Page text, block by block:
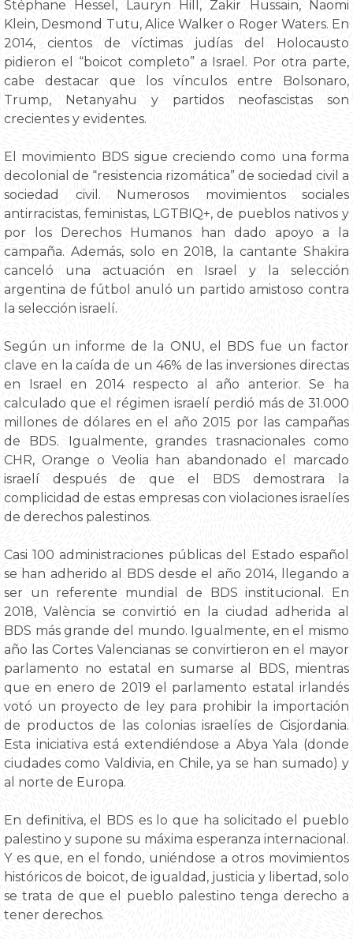
Stéphane Hessel, Lauryn Hill, Zakir Hussain, Naomi
Klein, Desmond Tutu, Alice Walker o Roger Waters. En
2014, cientos de víctimas judías del Holocausto
pidieron el “boicot completo” a Israel. Por otra parte,
cabe destacar que los vínculos entre Bolsonaro,
Trump, Netanyahu y partidos neofascistas son
crecientes y evidentes.
El movimiento BDS sigue creciendo como una forma
decolonial de “resistencia rizomática” de sociedad civil a
sociedad civil. Numerosos movimientos sociales
antirracistas, feministas, LGTBIQ+, de pueblos nativos y
por los Derechos Humanos han dado apoyo a la
campaña. Además, solo en 2018, la cantante Shakira
canceló una actuación en Israel y la selección
argentina de fútbol anuló un partido amistoso contra
la selección israelí.
Según un informe de la ONU, el BDS fue un factor
clave en la caída de un 46% de las inversiones directas
en Israel en 2014 respecto al año anterior. Se ha
calculado que el régimen israelí perdió más de 31.000
millones de dólares en el año 2015 por las campañas
de BDS. Igualmente, grandes trasnacionales como
CHR, Orange o Veolia han abandonado el marcado
israelí después de que el BDS demostrara la
complicidad de estas empresas con violaciones israelíes
de derechos palestinos.
Casi 100 administraciones públicas del Estado español
se han adherido al BDS desde el año 2014, llegando a
ser un referente mundial de BDS institucional. En
2018, València se convirtió en la ciudad adherida al
BDS más grande del mundo. Igualmente, en el mismo
año las Cortes Valencianas se convirtieron en el mayor
parlamento no estatal en sumarse al BDS, mientras
que en enero de 2019 el parlamento estatal irlandés
votó un proyecto de ley para prohibir la importación
de productos de las colonias israelíes de Cisjordania.
Esta iniciativa está extendiéndose a Abya Yala (donde
ciudades como Valdivia, en Chile, ya se han sumado) y
al norte de Europa.
En definitiva, el BDS es lo que ha solicitado el pueblo
palestino y supone su máxima esperanza internacional.
Y es que, en el fondo, uniéndose a otros movimientos
históricos de boicot, de igualdad, justicia y libertad, solo
se trata de que el pueblo palestino tenga derecho a
tener derechos.